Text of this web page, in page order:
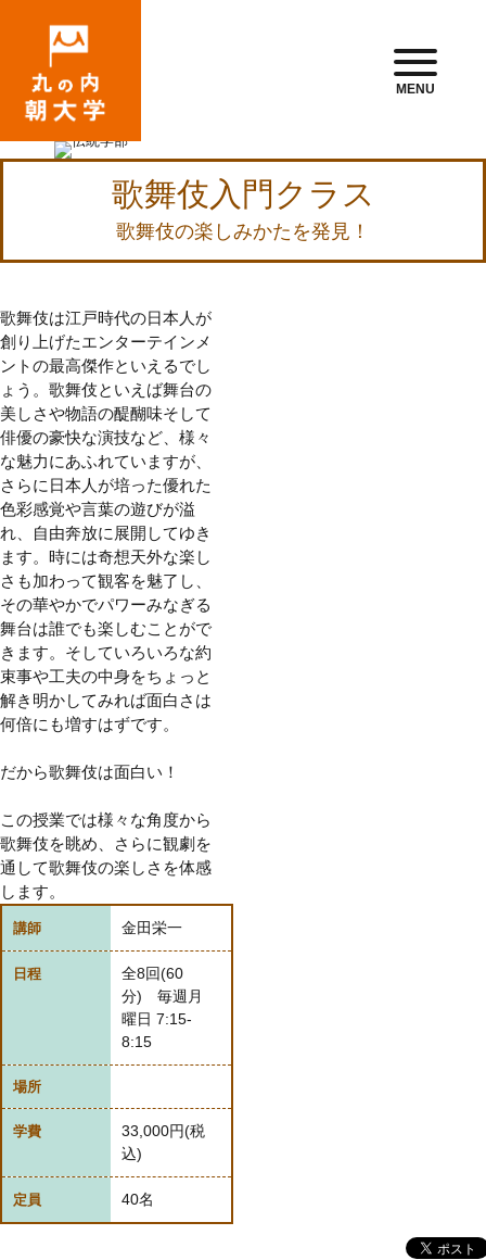
MENU
歌舞伎入門クラス
歌舞伎の楽しみかたを発見！
歌舞伎は江戸時代の日本人が
創り上げたエンターテインメ
ントの最高傑作といえるでし
ょう。歌舞伎といえば舞台の
美しさや物語の醍醐味そして
俳優の豪快な演技など、様々
な魅力にあふれていますが、
さらに日本人が培った優れた
色彩感覚や言葉の遊びが溢
れ、自由奔放に展開してゆき
ます。時には奇想天外な楽し
さも加わって観客を魅了し、
その華やかでパワーみなぎる
舞台は誰でも楽しむことがで
きます。そしていろいろな約
束事や工夫の中身をちょっと
解き明かしてみれば面白さは
何倍にも増すはずです。
だから歌舞伎は面白い！
この授業では様々な角度から
歌舞伎を眺め、さらに観劇を
通して歌舞伎の楽しさを体感
します。
講師 金田栄一
日程
全8回(60
分) 毎週月
曜日 7:15-
8:15
場所
学費
33,000円(税
込)
定員 40名